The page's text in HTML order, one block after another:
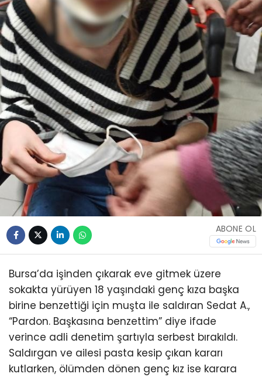
ABONE OL
Bursa’da işinden çıkarak eve gitmek üzere
sokakta yürüyen 18 yaşındaki genç kıza başka
birine benzettiği için muşta ile saldıran Sedat A.,
“Pardon. Başkasına benzettim” diye ifade
verince adli denetim şartıyla serbest bırakıldı.
Saldırgan ve ailesi pasta kesip çıkan kararı
kutlarken, ölümden dönen genç kız ise karara